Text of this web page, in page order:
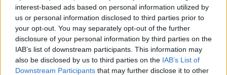
interest-based ads based on personal information utilized by
us or personal information disclosed to third parties prior to
your opt-out. You may separately opt-out of the further
disclosure of your personal information by third parties on the
IAB’s list of downstream participants. This information may
also be disclosed by us to third parties on the IAB’s List of
Downstream Participants that may further disclose it to other